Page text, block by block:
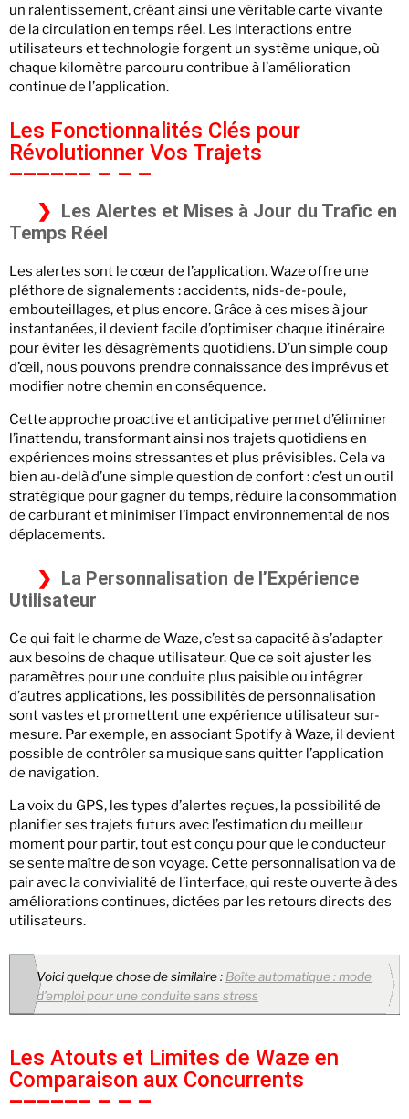
un ralentissement, créant ainsi une véritable carte vivante
de la circulation en temps réel. Les interactions entre
utilisateurs et technologie forgent un système unique, où
chaque kilomètre parcouru contribue à l’amélioration
continue de l’application.
Les Fonctionnalités Clés pour
Révolutionner Vos Trajets
Les Alertes et Mises à Jour du Trafic en
Temps Réel
Les alertes sont le cœur de l’application. Waze offre une
pléthore de signalements : accidents, nids-de-poule,
embouteillages, et plus encore. Grâce à ces mises à jour
instantanées, il devient facile d’optimiser chaque itinéraire
pour éviter les désagréments quotidiens. D’un simple coup
d’œil, nous pouvons prendre connaissance des imprévus et
modifier notre chemin en conséquence.
Cette approche proactive et anticipative permet d’éliminer
l’inattendu, transformant ainsi nos trajets quotidiens en
expériences moins stressantes et plus prévisibles. Cela va
bien au-delà d’une simple question de confort : c’est un outil
stratégique pour gagner du temps, réduire la consommation
de carburant et minimiser l’impact environnemental de nos
déplacements.
La Personnalisation de l’Expérience
Utilisateur
Ce qui fait le charme de Waze, c’est sa capacité à s’adapter
aux besoins de chaque utilisateur. Que ce soit ajuster les
paramètres pour une conduite plus paisible ou intégrer
d’autres applications, les possibilités de personnalisation
sont vastes et promettent une expérience utilisateur sur-
mesure. Par exemple, en associant Spotify à Waze, il devient
possible de contrôler sa musique sans quitter l’application
de navigation.
La voix du GPS, les types d’alertes reçues, la possibilité de
planifier ses trajets futurs avec l’estimation du meilleur
moment pour partir, tout est conçu pour que le conducteur
se sente maître de son voyage. Cette personnalisation va de
pair avec la convivialité de l’interface, qui reste ouverte à des
améliorations continues, dictées par les retours directs des
utilisateurs.
Voici quelque chose de similaire : Boîte automatique : mode
d’emploi pour une conduite sans stress
Les Atouts et Limites de Waze en
Comparaison aux Concurrents